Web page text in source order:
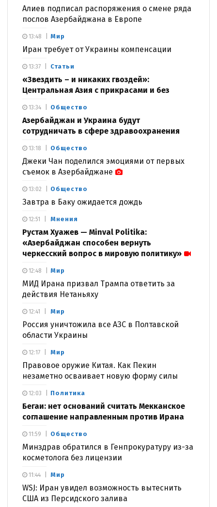
Алиев подписал распоряжения о смене ряда
послов Азербайджана в Европе
Мир
Иран требует от Украины компенсации
13:48
Статьи
«Звездить – и никаких гвоздей»:
Центральная Азия с прикрасами и без
13:37
Общество
Азербайджан и Украина будут
сотрудничать в сфере здравоохранения
13:34
Общество
Джеки Чан поделился эмоциями от первых
съемок в Азербайджане
13:18
Общество
Завтра в Баку ожидается дождь
13:02
Мнения
Рустам Хуажев — Minval Politika:
«Азербайджан способен вернуть
черкесский вопрос в мировую политику»
12:51
Мир
МИД Ирана призвал Трампа ответить за
действия Нетаньяху
12:48
Мир
Россия уничтожила все АЗС в Полтавской
области Украины
12:41
Мир
Правовое оружие Китая. Как Пекин
незаметно осваивает новую форму силы
12:17
Политика
Бегаи: нет оснований считать Мекканское
соглашение направленным против Ирана
12:03
Общество
Минздрав обратился в Генпрокуратуру из-за
косметолога без лицензии
11:59
Мир
WSJ: Иран увидел возможность вытеснить
США из Персидского залива
11:44